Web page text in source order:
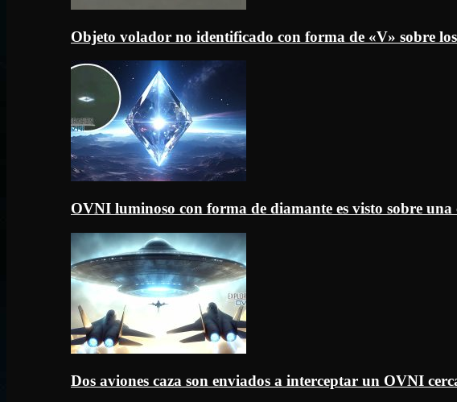
Objeto volador no identificado con forma de «V» sobre
OVNI luminoso con forma de diamante es visto sobre
Dos aviones caza son enviados a interceptar un OVNI